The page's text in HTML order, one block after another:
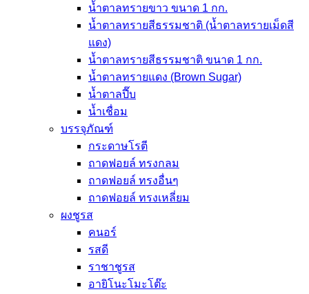
น้ำตาลทรายขาว ขนาด 1 กก.
น้ำตาลทรายสีธรรมชาติ (น้ำตาลทรายเม็ดสี
แดง)
น้ำตาลทรายสีธรรมชาติ ขนาด 1 กก.
น้ำตาลทรายแดง (Brown Sugar)
น้ำตาลปี๊บ
น้ำเชื่อม
บรรจุภัณฑ์
กระดาษโรตี
ถาดฟอยล์ ทรงกลม
ถาดฟอยล์ ทรงอื่นๆ
ถาดฟอยล์ ทรงเหลี่ยม
ผงชูรส
คนอร์
รสดี
ราชาชูรส
อายิโนะโมะโต๊ะ